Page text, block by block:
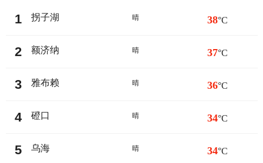
1 拐子湖 晴 38°C
2 额济纳 晴 37°C
3 雅布赖 晴 36°C
4 磴口 晴 34°C
5 乌海 晴 34°C